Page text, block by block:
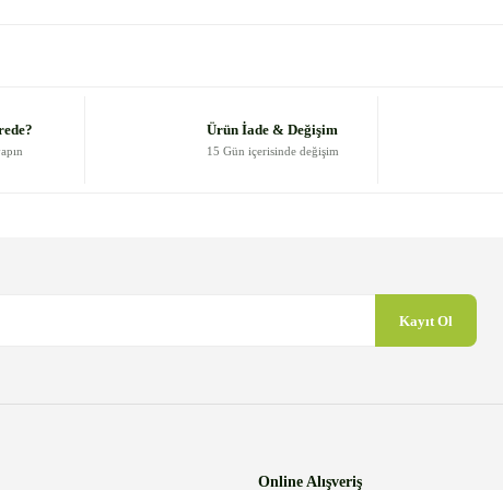
Ürün İade & Değişim
15 Gün içerisinde değişim
Kayıt Ol
Online Alışveriş